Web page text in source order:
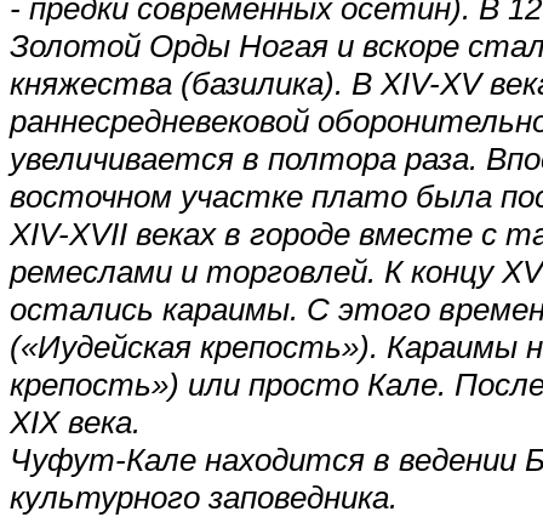
- предки современных осетин). В
Золотой Орды Ногая и вскоре
княжества (базилика). В XIV-XV
раннесредневековой
увеличивается в полтора раза.
восточном участке плато была
XIV-XVII веках в городе вместе с
ремеслами и торговлей. К концу
остались караимы. С этого
(«Иудейская крепость»). Караимы
крепость») или просто Кале.
XIX века.
Чуфут-Кале находится в ведении
культурного заповедника.